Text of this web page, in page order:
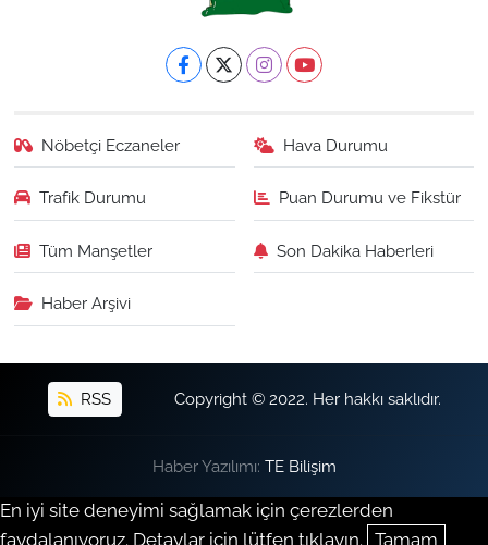
Nöbetçi Eczaneler Hava Durumu
Trafik Durumu Puan Durumu ve Fikstür
Tüm Manşetler Son Dakika Haberleri
Haber Arşivi
RSS Copyright © 2022. Her hakkı saklıdır.
Haber Yazılımı: TE Bilişim
En iyi site deneyimi sağlamak için çerezlerden
faydalanıyoruz. Detaylar için lütfen tıklayın. Tamam